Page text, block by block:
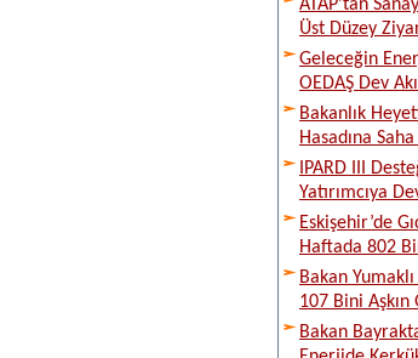
ATAP’tan
Üst Düzey
Geleceğin
OEDAŞ Dev
Bakanlık
Hasadına
IPARD III
Yatırımcıya
Eskişehir’de
Haftada 802
Bakan
107 Bini Aşkın
Bakan